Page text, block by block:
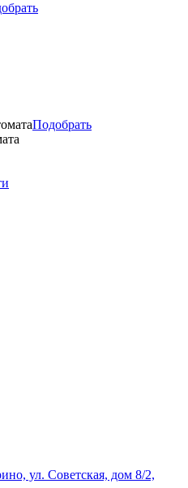
Подобрать
ул. Советская, дом 8/2,